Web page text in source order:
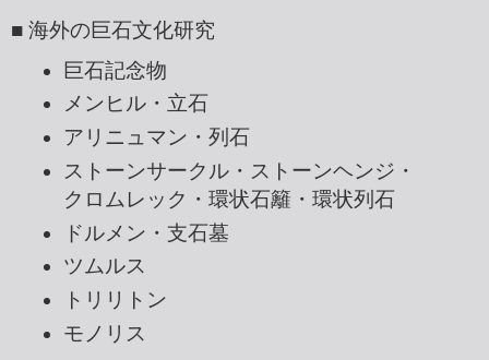
■ 海外の巨石文化研究
巨石記念物
メンヒル・立石
アリニュマン・列石
ストーンサークル・ストーンヘンジ・
クロムレック・環状石籬・環状列石
ドルメン・支石墓
ツムルス
トリリトン
モノリス